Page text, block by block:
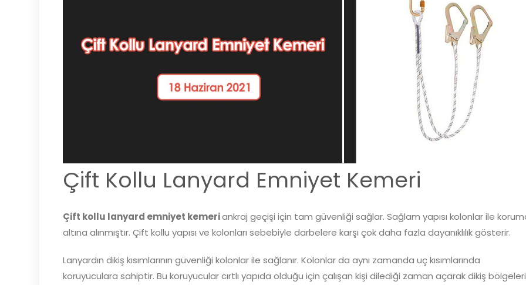
Çift Kollu Lanyard Emniyet Kemeri
Çift kollu lanyard emniyet kemeriankraj geçişi için tam güvenliği sağlar. Sağlam yapısı kolonlar ile
altına alınmıştır. Çift kollu yapısı ve kolonları sebebiyle darbelere karşı çok daha fazla dayanıklılık gösterir.
Lanyardın dikiş kısımlarının güvenliği kolonlar ile sağlanır. Kolonlar da aynı zamanda uç kısımlarında
koruyuculara sahiptir. Bu koruyucular cırtlı yapıda olduğu için çalışan kişi dilediği zaman açarak dikiş